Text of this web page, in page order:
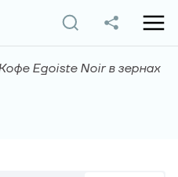
Egoiste Noir в зернах